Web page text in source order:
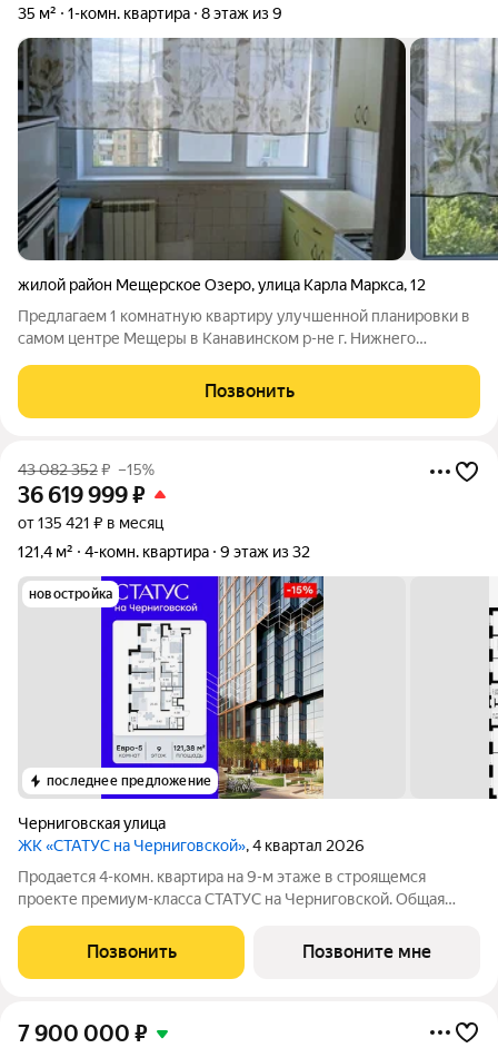
35 м² 1-комн. квартира 8 этаж из 9
жилой район Мещерское Озеро,улица Карла Маркса,12
Предлагаем 1 комнатную квартиру улучшенной планировки в
самом центре Мещеры в Канавинском р-не г. Нижнего
минутах от дома. А метро Стрелка в 10 минутах ходьбы. Дом
1982 г. Хорошее состояние.
Позвонить
43 082 352₽ –15%
36 619 999₽
от 135 421 ₽ в месяц
121,4 м²
4-комн. квартира 9 этаж из 32
новостройка
последнее предложение
Черниговская улица
ЖК «СТАТУС на Черниговской», 4 квартал 2026
Продается 4-комн. квартира на 9-м этаже в строящемся
проекте премиум-класса СТАТУС на Черниговской. Общая
отведено под жилую и 5,42 кв. м под кухонную зону. Номер
квартиры - 55.
Позвонить Позвоните мне
7 900 000 ₽